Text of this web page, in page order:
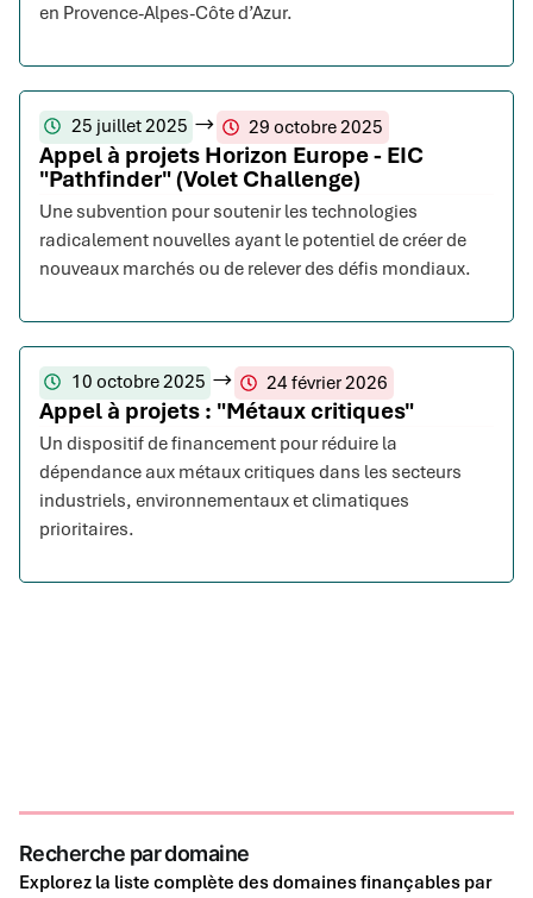
en Provence-Alpes-Côte d’Azur.
25 juillet 2025 29 octobre 2025
Appel à projets Horizon Europe - EIC
"Pathfinder" (Volet Challenge)
Une subvention pour soutenir les technologies
radicalement nouvelles ayant le potentiel de créer de
nouveaux marchés ou de relever des défis mondiaux.
10 octobre 2025 24 février 2026
Appel à projets : "Métaux critiques"
Un dispositif de financement pour réduire la
dépendance aux métaux critiques dans les secteurs
industriels, environnementaux et climatiques
prioritaires.
Recherche par domaine
Explorez la liste complète des domaines finançables par